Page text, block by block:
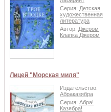
Серия: Детская
художественная
литература
Автор: Джером
Клапка Джером
Лицей "Морская миля"
Издательство:
Абраказябра
Серия: Абра!
Казябра!